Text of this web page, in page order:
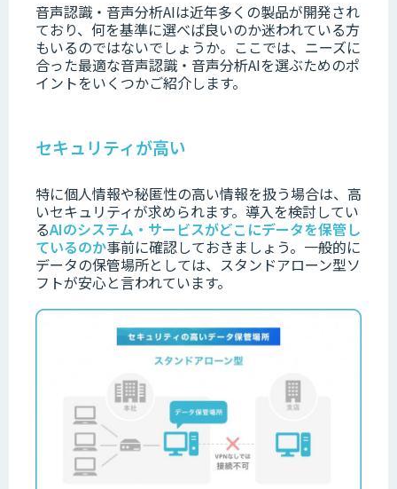
音声認識・音声分析AIは近年多くの製品が開発され
ており、何を基準に選べば良いのか迷われている方
もいるのではないでしょうか。 ここでは、ニーズに
合った最適な音声認識・音声分析AIを選ぶためのポ
イントをいくつかご紹介します。
セキュリティが高い
特に個人情報や秘匿性の高い情報を扱う場合は、高
いセキュリティが求められます。 導入を検討してい
るAIのシステム・サービスがどこにデータを保管し
ているのか事前に確認しておきましょう。 一般的に
データの保管場所としては、スタンドアローン型ソ
フトが安心と言われています。